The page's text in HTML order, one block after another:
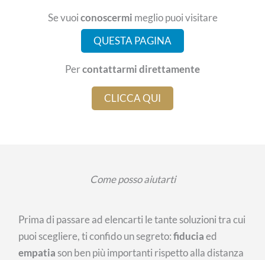
Se vuoiconoscermi meglio puoi visitare
QUESTA PAGINA
Percontattarmi direttamente
CLICCA QUI
Come posso aiutarti
Prima di passare ad elencarti le tante soluzioni tra cui
puoi scegliere, ti confido un segreto:fiduciaed
empatiason ben più importanti rispetto alla distanza